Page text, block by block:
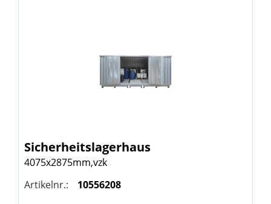
Sicherheitslagerhaus
4075x2875mm,vzk
Artikelnr.:
10556208